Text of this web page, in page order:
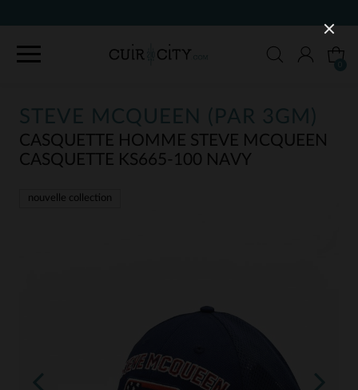
STEVE MCQUEEN (PAR 3GM)
CASQUETTE HOMME STEVE MCQUEEN
CASQUETTE KS665-100 NAVY
nouvelle collection